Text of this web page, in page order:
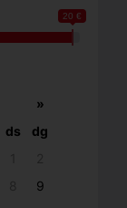
20 €
»
ds
dg
9